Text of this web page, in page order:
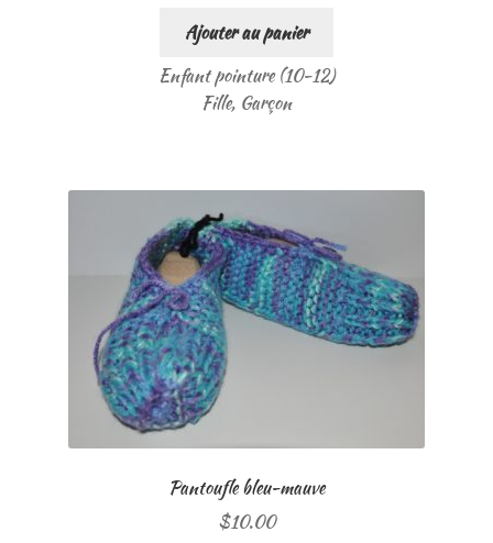
Ajouter au panier
Enfant pointure (10-12)
Fille, Garçon
Pantoufle bleu-mauve
$10.00